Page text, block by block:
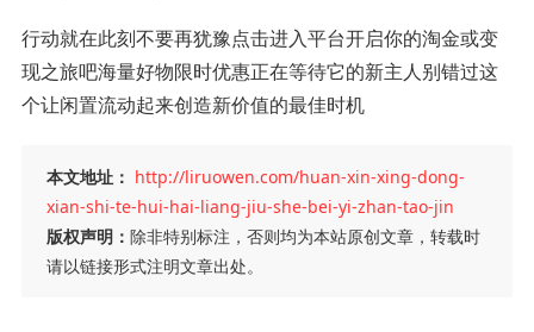
行动就在此刻不要再犹豫点击进入平台开启你的淘金或变
现之旅吧海量好物限时优惠正在等待它的新主人别错过这
个让闲置流动起来创造新价值的最佳时机
本文地址： http://liruowen.com/huan-xin-xing-dong-
xian-shi-te-hui-hai-liang-jiu-she-bei-yi-zhan-tao-jin
版权声明： 除非特别标注，否则均为本站原创文章，转载时
请以链接形式注明文章出处。